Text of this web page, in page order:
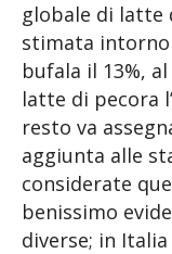
globale di latte
stimata intorno
bufala il 13%,
latte di pecora
resto va
aggiunta alle
considerate
benissimo
diverse; in